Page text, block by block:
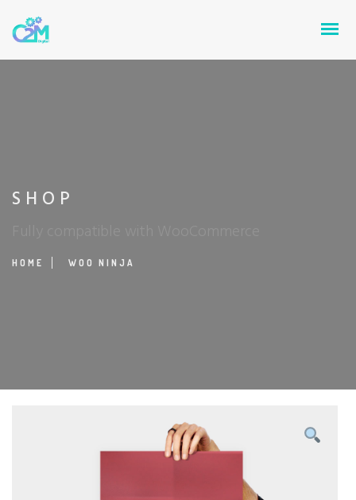
SHOP
HOME WOO NINJA